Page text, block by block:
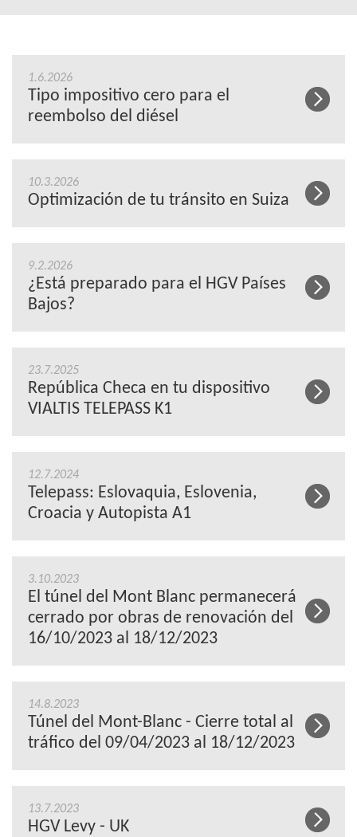
1.6.2026
Tipo impositivo cero para el
reembolso del diésel
10.3.2026
Optimización de tu tránsito en Suiza
9.2.2026
¿Está preparado para el HGV Países
Bajos?
23.7.2025
República Checa en tu dispositivo
VIALTIS TELEPASS K1
12.7.2024
Telepass: Eslovaquia, Eslovenia,
Croacia y Autopista A1
3.10.2023
El túnel del Mont Blanc permanecerá
cerrado por obras de renovación del
16/10/2023 al 18/12/2023
14.8.2023
Túnel del Mont-Blanc - Cierre total al
tráfico del 09/04/2023 al 18/12/2023
13.7.2023
HGV Levy - UK